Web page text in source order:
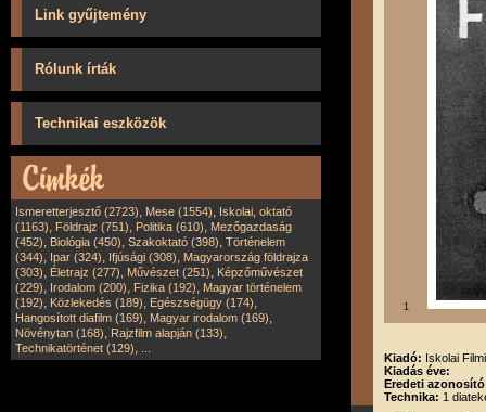
Link gyűjtemény
Rólunk írták
Technikai eszközök
Ismeretterjesztő (2723), Mese (1554), Iskolai, oktató
(1163), Földrajz (751), Politika (610), Mezőgazdaság
(452), Biológia (450), Szakoktató (398), Történelem
(344), Ipar (324), Ifjúsági (308), Magyarország földrajza
(303), Életrajz (277), Művészet (251), Képzőművészet
(229), Irodalom (200), Fizika (192), Magyar történelem
(192), Közlekedés (189), Egészségügy (174),
Hangosított diafilm (169), Magyar irodalom (169),
Növénytan (168), Rajzfilm alapján (133),
Technikatörténet (129),
1
Kiadó: Iskolai
Kiadás éve:
Eredeti
Technika: 1